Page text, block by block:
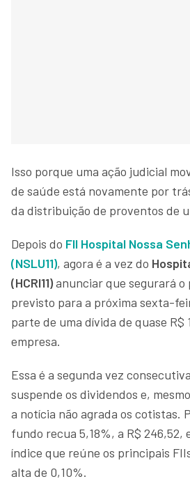
Isso porque uma ação judicial
de saúde está novamente por
da distribuição de proventos de
Depois do FII Hospital Nossa
(NSLU11), agora é a vez do
(HCRI11)anunciar que segurará o
previsto para a próxima sexta-
parte de uma dívida de quase R$
empresa.
Essa é a segunda vez
suspende os dividendos e,
a notícia não agrada os cotistas.
fundo recua 5,18%, a R$ 246,52,
índice que reúne os principais
alta de 0,10%.